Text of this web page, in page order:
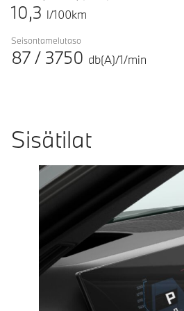
10,3 l/100km
Seisontamelutaso
87/ 3750 db(A)/1/min
Sisätilat